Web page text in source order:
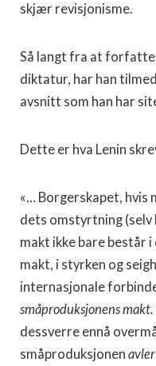
skjær revisjonisme.
Så langt fra at
diktatur, har han
avsnitt som han har
Dette er hva Lenin
«… Borgerskapet, hvis
dets omstyrtning (selv
makt ikke bare består
makt, i styrken og
internasjonale
småproduksjonens makt.
dessverre ennå
småproduksjonen avler